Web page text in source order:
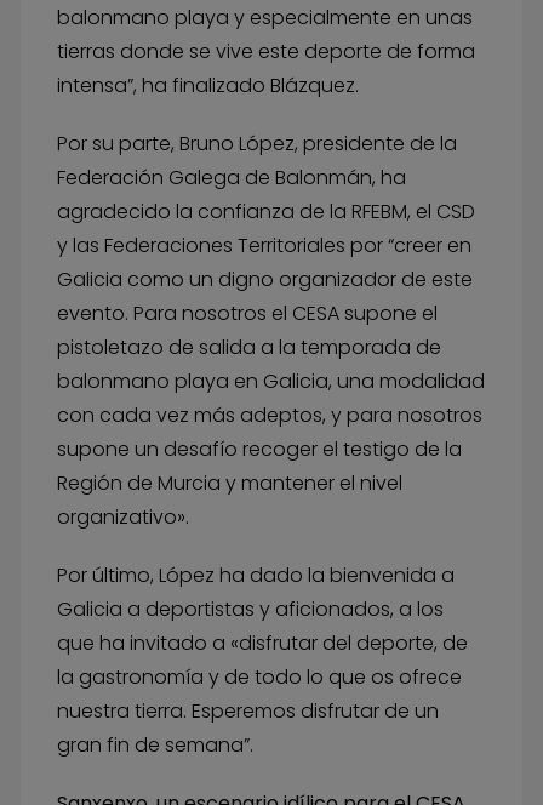
balonmano playa y especialmente en unas
tierras donde se vive este deporte de forma
intensa”, ha finalizado Blázquez.
Por su parte, Bruno López, presidente de la
Federación Galega de Balonmán, ha
agradecido la confianza de la RFEBM, el CSD
y las Federaciones Territoriales por “creer en
Galicia como un digno organizador de este
evento. Para nosotros el CESA supone el
pistoletazo de salida a la temporada de
balonmano playa en Galicia, una modalidad
con cada vez más adeptos, y para nosotros
supone un desafío recoger el testigo de la
Región de Murcia y mantener el nivel
organizativo».
Por último, López ha dado la bienvenida a
Galicia a deportistas y aficionados, a los
que ha invitado a «disfrutar del deporte, de
la gastronomía y de todo lo que os ofrece
nuestra tierra. Esperemos disfrutar de un
gran fin de semana”.